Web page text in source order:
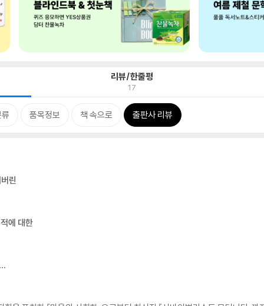
리뷰/한줄평
17
품목정보 책 속으로 출판사 리뷰
린
에 대한